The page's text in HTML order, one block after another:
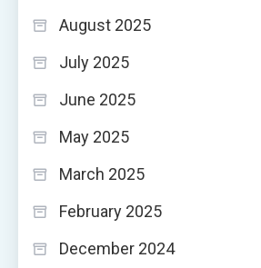
August 2025
July 2025
June 2025
May 2025
March 2025
February 2025
December 2024